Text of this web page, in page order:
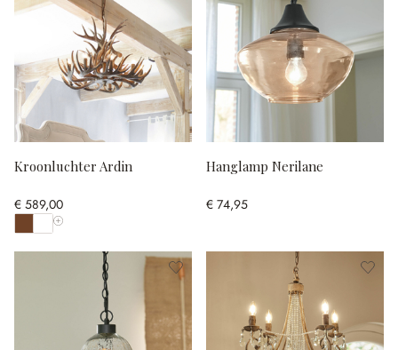
Kroonluchter Ardin
€ 589,00
Toon alle kleuren
Hanglamp Nerilane
€ 74,95